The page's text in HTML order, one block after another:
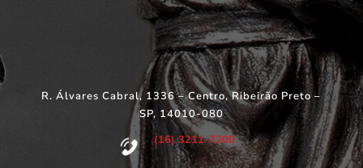
R. Álvares Cabral, 1336 – Centro, Ribeirão Preto –
SP, 14010-080
(16) 3211-7200